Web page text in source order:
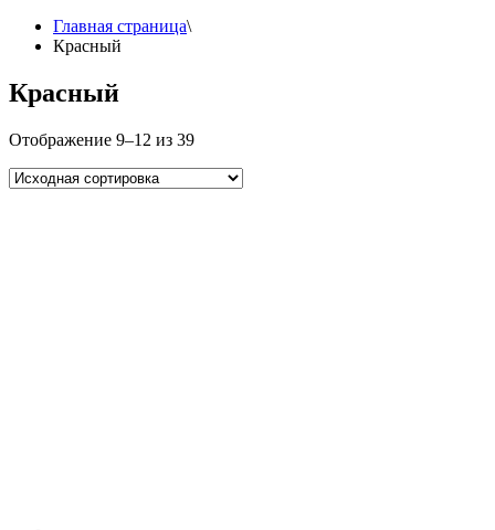
Главная страница\
Красный
Красный
Отображение 9–12 из 39